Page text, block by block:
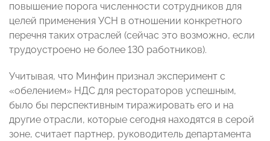
повышение порога численности сотрудников для
целей применения УСН в отношении конкретного
перечня таких отраслей (сейчас это возможно, если
трудоустроено не более 130 работников).
Учитывая, что Минфин признал эксперимент с
«обелением» НДС для рестораторов успешным,
было бы перспективным тиражировать его и на
другие отрасли, которые сегодня находятся в серой
зоне, считает партнер, руководитель департамента